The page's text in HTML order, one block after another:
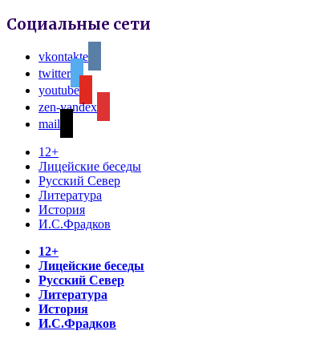
Социальные сети
vkontakte
twitter
youtube
zen-yandex
mail
12+
Лицейские беседы
Русский Север
Литература
История
И.С.Фрадков
12+
Лицейские беседы
Русский Север
Литература
История
И.С.Фрадков